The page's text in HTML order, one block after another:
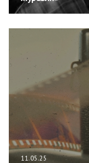
11.05.25